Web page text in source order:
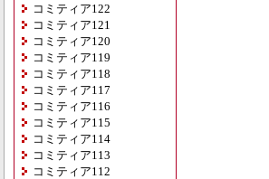
コミティア122
コミティア121
コミティア120
コミティア119
コミティア118
コミティア117
コミティア116
コミティア115
コミティア114
コミティア113
コミティア112